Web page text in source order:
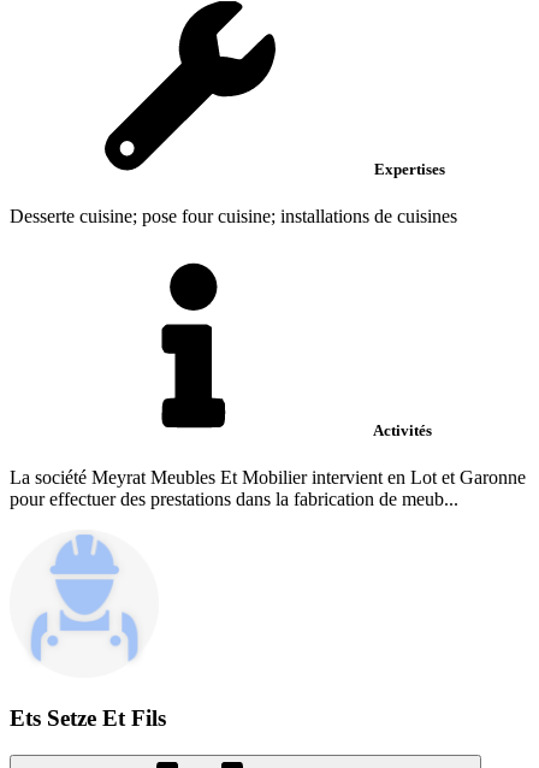
Expertises
Desserte cuisine; pose four cuisine; installations de cuisines
Activités
La société Meyrat Meubles Et Mobilier intervient en Lot et Garonne
pour effectuer des prestations dans la fabrication de meub...
Ets Setze Et Fils